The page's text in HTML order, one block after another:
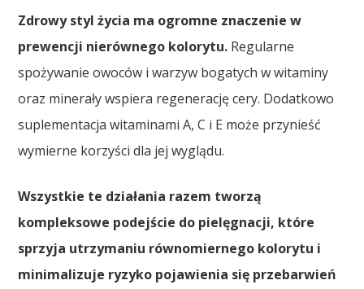
Zdrowy styl życia ma ogromne znaczenie w
prewencji nierównego kolorytu. Regularne
spożywanie owoców i warzyw bogatych w witaminy
oraz minerały wspiera regenerację cery. Dodatkowo
suplementacja witaminami A, C i E może przynieść
wymierne korzyści dla jej wyglądu.
Wszystkie te działania razem tworzą
kompleksowe podejście do pielęgnacji, które
sprzyja utrzymaniu równomiernego kolorytu i
minimalizuje ryzyko pojawienia się przebarwień